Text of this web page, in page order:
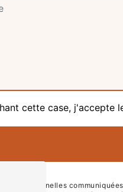
cette case, j'accepte
personnelles